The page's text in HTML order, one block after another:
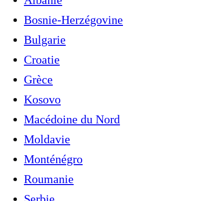
Bosnie-Herzégovine
Bulgarie
Croatie
Grèce
Kosovo
Macédoine du Nord
Moldavie
Monténégro
Roumanie